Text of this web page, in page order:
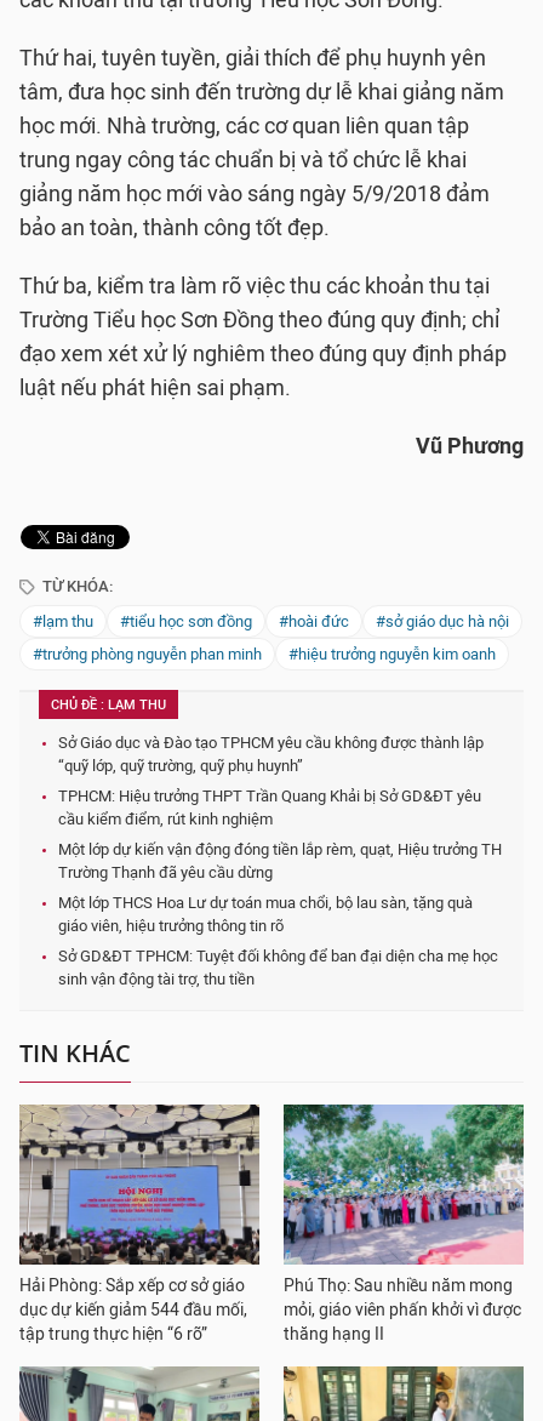
Thứ hai, tuyên tuyền, giải thích để phụ huynh yên
tâm, đưa học sinh đến trường dự lễ khai giảng năm
học mới. Nhà trường, các cơ quan liên quan tập
trung ngay công tác chuẩn bị và tổ chức lễ khai
giảng năm học mới vào sáng ngày 5/9/2018 đảm
bảo an toàn, thành công tốt đẹp.
Thứ ba, kiểm tra làm rõ việc thu các khoản thu tại
Trường Tiểu học Sơn Đồng theo đúng quy định; chỉ
đạo xem xét xử lý nghiêm theo đúng quy định pháp
luật nếu phát hiện sai phạm.
Vũ Phương
TỪ KHÓA:
#lạm thu
#tiểu học sơn đồng #hoài đức
#sở giáo dục hà nội
#trưởng phòng nguyễn phan minh
#hiệu trưởng nguyễn kim oanh
CHỦ ĐỀ : LẠM THU
Sở Giáo dục và Đào tạo TPHCM yêu cầu không được thành lập
“quỹ lớp, quỹ trường, quỹ phụ huynh”
TPHCM: Hiệu trưởng THPT Trần Quang Khải bị Sở GD&ĐT yêu
cầu kiểm điểm, rút kinh nghiệm
Một lớp dự kiến vận động đóng tiền lắp rèm, quạt, Hiệu trưởng TH
Trường Thạnh đã yêu cầu dừng
Một lớp THCS Hoa Lư dự toán mua chổi, bộ lau sàn, tặng quà
giáo viên, hiệu trưởng thông tin rõ
Sở GD&ĐT TPHCM: Tuyệt đối không để ban đại diện cha mẹ học
sinh vận động tài trợ, thu tiền
TIN KHÁC
Hải Phòng: Sắp xếp cơ sở giáo
dục dự kiến giảm 544 đầu mối,
tập trung thực hiện “6 rõ”
Phú Thọ: Sau nhiều năm mong
mỏi, giáo viên phấn khởi vì được
thăng hạng II